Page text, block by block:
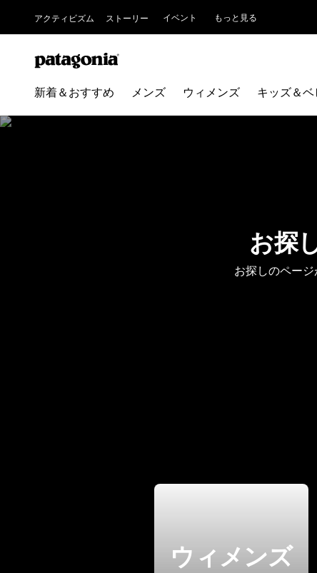
アクティビズム ストーリー イベント もっと見る
新着＆おすすめ メンズ ウィメンズ キッズ＆ベ
お探
お探しのペー
ウィメンズ